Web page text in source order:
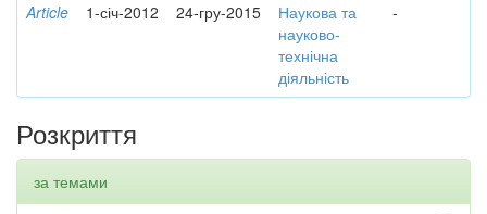
Article 1-січ-2012 24-гру-2015
Наукова та
науково-
технічна
діяльність
-
Розкриття
за темами